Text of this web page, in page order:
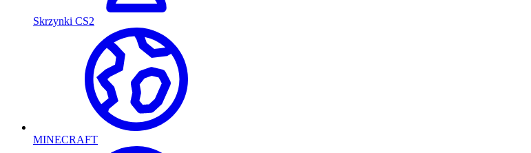
Skrzynki CS2
MINECRAFT